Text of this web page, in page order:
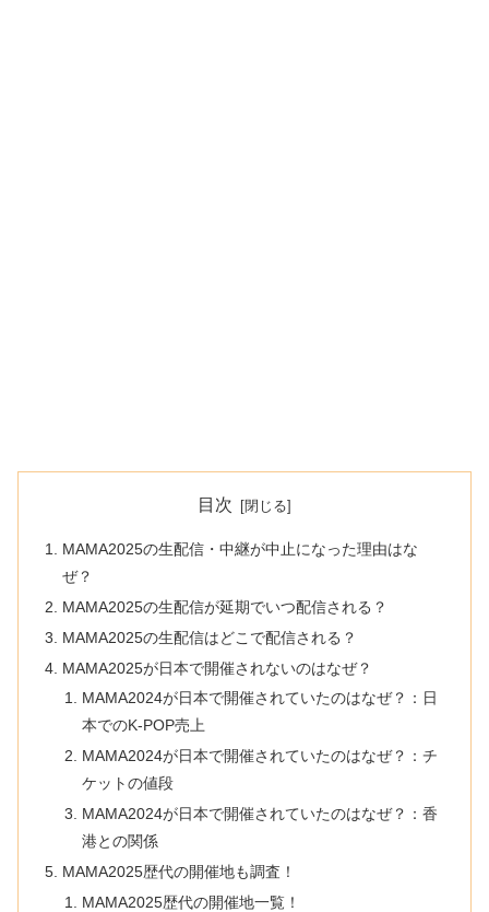
目次
MAMA2025の生配信・中継が中止になった理由はな
ぜ？
MAMA2025の生配信が延期でいつ配信される？
MAMA2025の生配信はどこで配信される？
MAMA2025が日本で開催されないのはなぜ？
MAMA2024が日本で開催されていたのはなぜ？：日
本でのK-POP売上
MAMA2024が日本で開催されていたのはなぜ？：チ
ケットの値段
MAMA2024が日本で開催されていたのはなぜ？：香
港との関係
MAMA2025歴代の開催地も調査！
MAMA2025歴代の開催地一覧！